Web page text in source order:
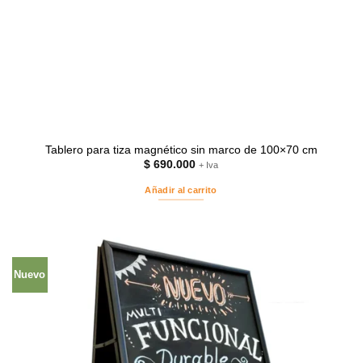
Tablero para tiza magnético sin marco de 100×70 cm
$ 690.000 + Iva
Añadir al carrito
Nuevo